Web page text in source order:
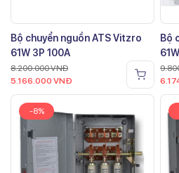
Bộ chuyển nguồn ATS Vitzro
61W 3P 100A
8.200.000VNĐ
5.166.000 VNĐ
Bộ
-8%